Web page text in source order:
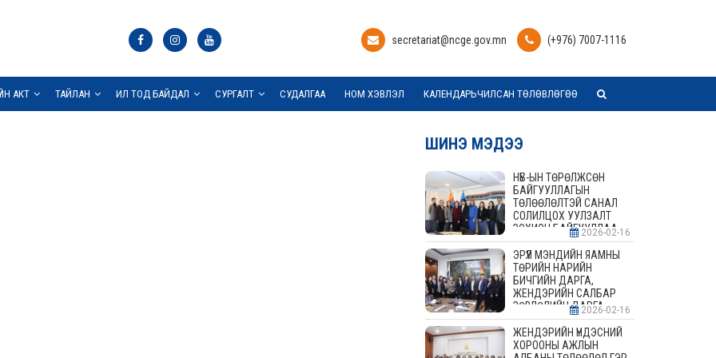
secretariat@ncge.gov.mn (+976) 7007-1116
АКТ ТАЙЛАН ИЛ ТОД БАЙДАЛ СУРГАЛТ СУДАЛГАА НОМ ХЭВЛЭЛ КАЛЕНДАРЬЧИЛСАН ТӨЛӨВЛӨГӨӨ
ШИНЭ МЭДЭЭ
НҮБ-ЫН ТӨРӨЛЖСӨН
БАЙГУУЛЛАГЫН
ТӨЛӨӨЛӨЛТЭЙ САНАЛ
СОЛИЛЦОХ УУЛЗАЛТ
ЗОХИОН БАЙГУУЛЛАА
2026-02-16
ЭРҮҮЛ МЭНДИЙН ЯАМНЫ
ТӨРИЙН НАРИЙН
БИЧГИЙН ДАРГА,
ЖЕНДЭРИЙН САЛБАР
ЗӨВЛӨЛИЙН ДАРГА,
ГИШҮҮДТЭЙ УУЛЗАЛТ
ЗОХИОН БАЙГУУЛАВ
2026-02-16
ЖЕНДЭРИЙН ҮНДЭСНИЙ
ХОРООНЫ АЖЛЫН